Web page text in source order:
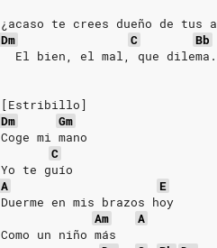
¿acaso te crees dueño de tus
Dm
C
Bb
El bien, el mal, que
[Estribillo]
Dm
Gm
Coge mi mano
C
Yo te guío
A
E
Duerme en mis brazos hoy
Am
A
Como un niño más